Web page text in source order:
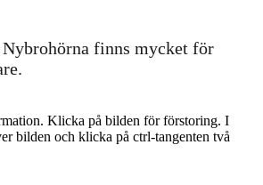
finns mycket för
Klicka på bilden för förstoring. I
bilden och klicka på ctrl-tangenten två